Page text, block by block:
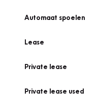
Automaat spoelen
Lease
Private lease
Private lease used